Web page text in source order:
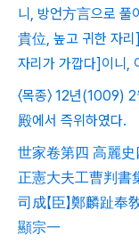
니, 방언方言으로 풀
貴位, 높고 귀한 자
자리가 가깝다]이니,
〈목종〉 12년(1009)
殿에서 즉위하였다.
世家卷第四 高麗史
正憲大夫工曹判書
司成【臣】鄭麟趾奉
顯宗一